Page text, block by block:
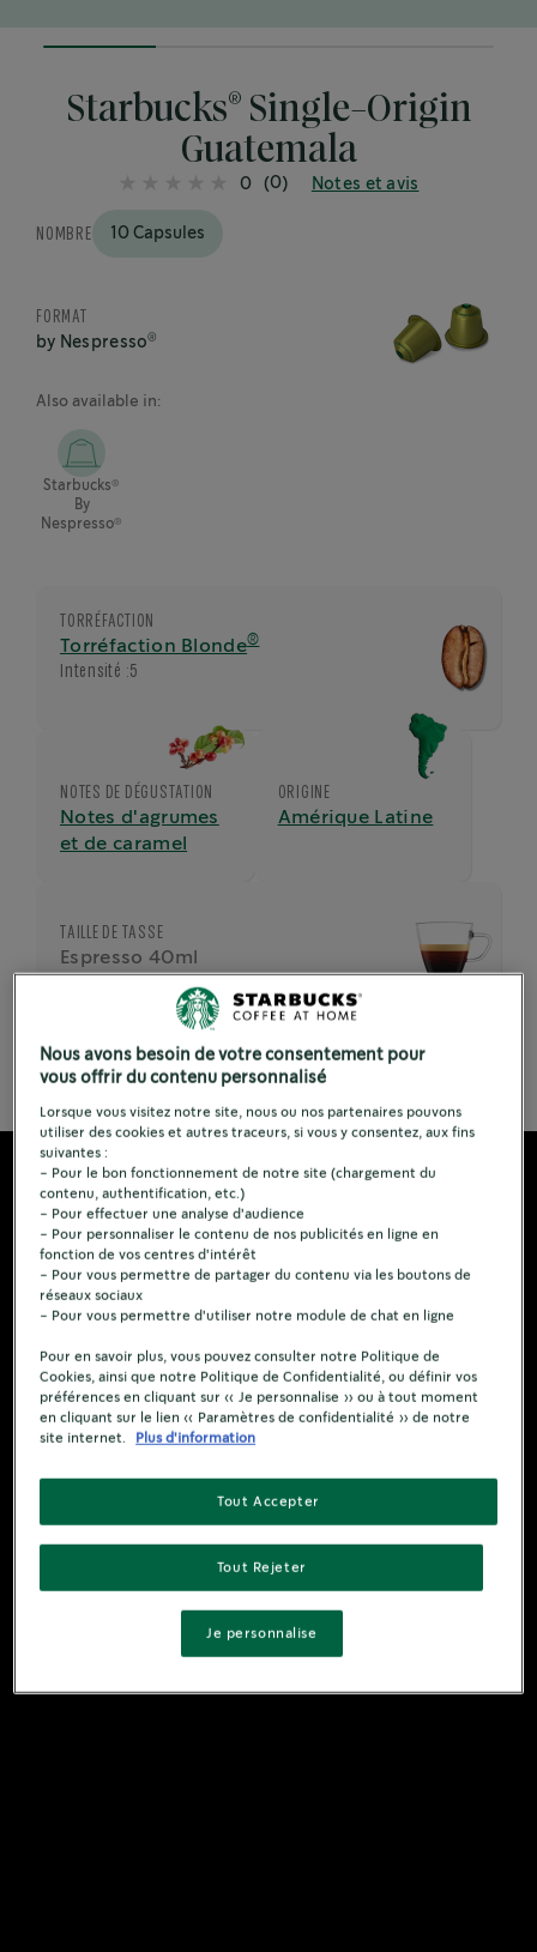
25%
Starbucks® Single-Origin
Guatemala
NOMBRE 10 Capsules
0 (0) Notes et avis
FORMAT
by Nespresso®
Also available in:
Starbucks®
By
Nespresso®
TORRÉFACTION
Torréfaction Blonde®
Intensité :5
NOTES DE DÉGUSTATION
Notes d'agrumes
et de caramel
ORIGINE
Amérique Latine
TAILLE DE TASSE
Espresso 40ml
Voir les ingrédients
Nous avons besoin de votre consentement pour
vous offrir du contenu personnalisé
Lorsque vous visitez notre site, nous ou nos partenaires pouvons
utiliser des cookies et autres traceurs, si vous y consentez, aux fins
suivantes :
- Pour le bon fonctionnement de notre site (chargement du
contenu, authentification, etc.)
- Pour effectuer une analyse d'audience
- Pour personnaliser le contenu de nos publicités en ligne en
fonction de vos centres d'intérêt
- Pour vous permettre de partager du contenu via les boutons de
réseaux sociaux
- Pour vous permettre d'utiliser notre module de chat en ligne
Pour en savoir plus, vous pouvez consulter notre Politique de
Cookies, ainsi que notre Politique de Confidentialité, ou définir vos
préférences en cliquant sur « Je personnalise » ou à tout moment
en cliquant sur le lien « Paramètres de confidentialité » de notre
site internet.
Plus d'information
Tout Rejeter
Tout Accepter
Je personnalise